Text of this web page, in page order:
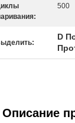
500
D
Описание